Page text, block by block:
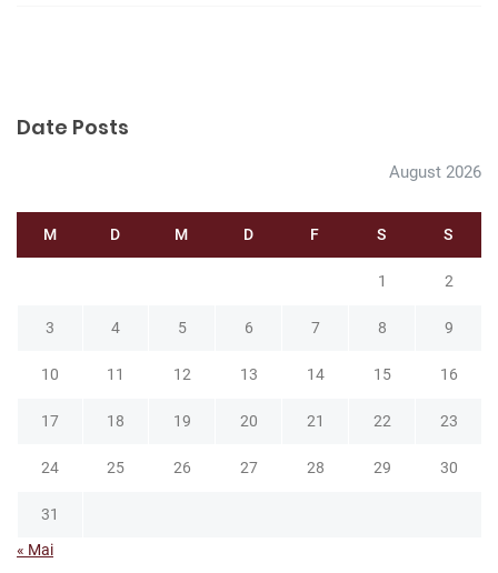
t
Date Posts
August 2026
M D M D F S S
1 2
3 4 5 6 7 8 9
10 11 12 13 14 15 16
17 18 19 20 21 22 23
24 25 26 27 28 29 30
31
« Mai